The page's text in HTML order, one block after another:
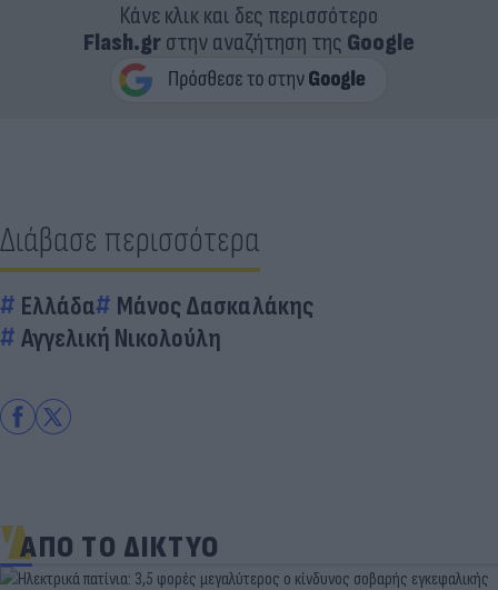
Κάνε κλικ και δες περισσότερο
Flash.grστην αναζήτηση της Google
Διάβασε περισσότερα
Ελλάδα
Μάνος Δασκαλάκης
Αγγελική Νικολούλη
ΑΠΟ ΤΟ ΔΙΚΤΥΟ